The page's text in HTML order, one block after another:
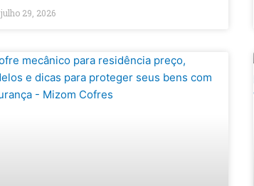
julho 29, 2026